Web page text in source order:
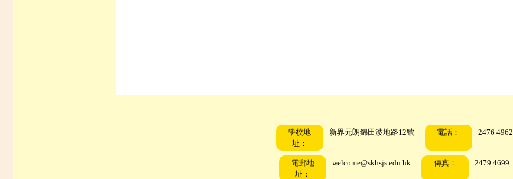
學校地
址：
新界元朗錦田波地路12號 電話： 2476 4962
電郵地
址：
welcome@skhsjs.edu.hk 傳真： 2479 4699